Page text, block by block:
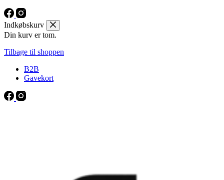
Indkøbskurv
Din kurv er tom.
Tilbage til shoppen
B2B
Gavekort